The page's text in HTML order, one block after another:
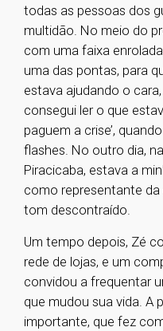
todas as pessoas dos
multidão. No meio do
com uma faixa
uma das pontas, para
estava ajudando o
consegui ler o que
paguem a crise’,
flashes. No outro dia,
Piracicaba, estava a
como representante da
tom descontraído.
Um tempo depois, Zé
rede de lojas, e um
convidou a frequentar
que mudou sua vida. A
importante, que fez